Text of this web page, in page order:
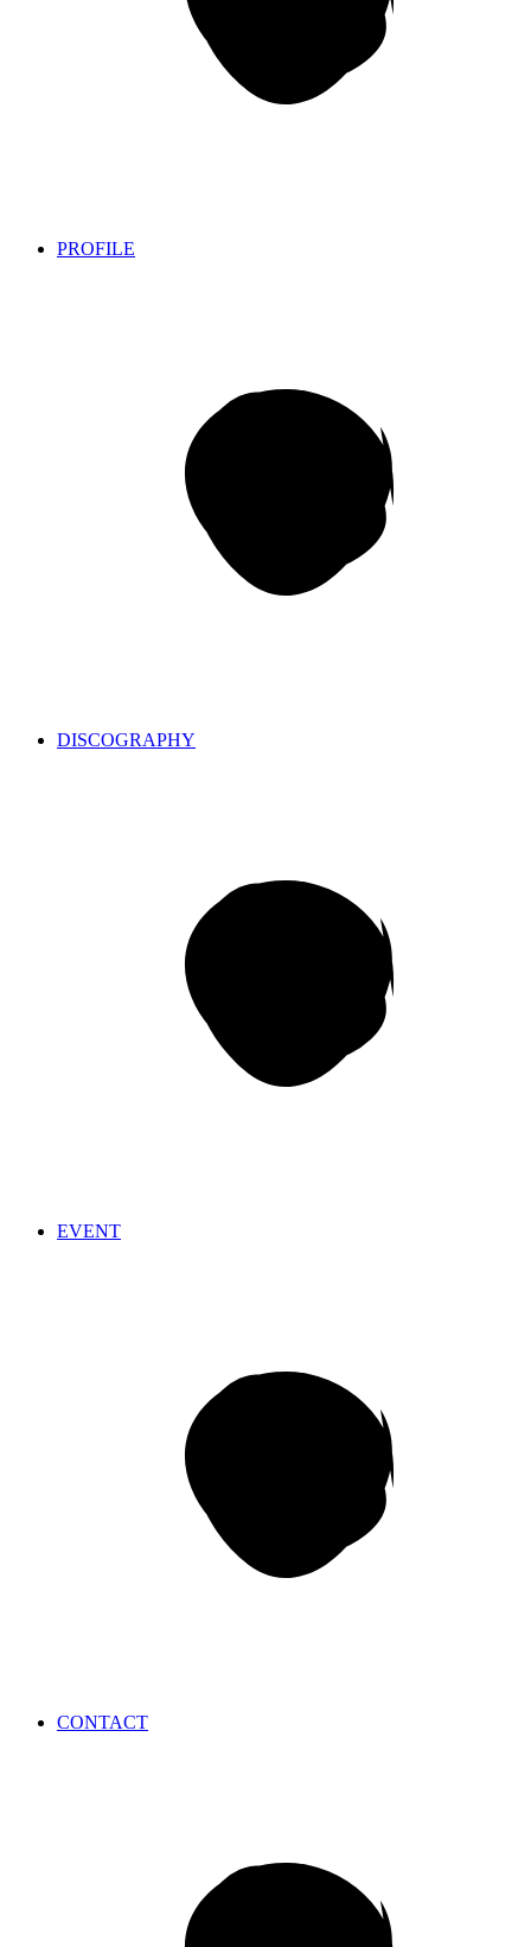
PROFILE
DISCOGRAPHY
EVENT
CONTACT